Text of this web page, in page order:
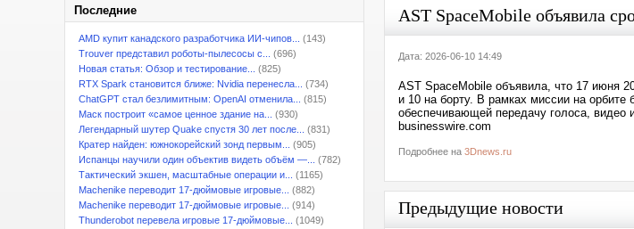
Последние
AMD купит канадского разработчика ИИ-чипов...
(143)
Trouver представил роботы-пылесосы с...
(696)
Новая статья: Обзор и тестирование...
(825)
RTX Spark становится ближе: Nvidia перенесла...
(734)
ChatGPT стал безлимитным: OpenAI отменила...
(815)
Маск построит «самое ценное здание на...
(930)
Легендарный шутер Quake спустя 30 лет после...
(831)
Кратер найден: южнокорейский зонд первым...
(905)
Испанцы научили один объектив видеть объём —...
(782)
Тактический экшен, масштабные операции и...
(1165)
Machenike переводит 17-дюймовые игровые...
(882)
Machenike переводит 17-дюймовые игровые...
(914)
Thunderobot перевела игровые 17-дюймовые...
(1049)
AST SpaceMobile объявила
Дата: 2026-06-10 14:49
AST SpaceMobile объявила, что 17 июня
и 10 на борту. В рамках миссии на орбите
обеспечивающей передачу голоса,
businesswire.com
Подробнее на 3Dnews.ru
Предыдущие новости